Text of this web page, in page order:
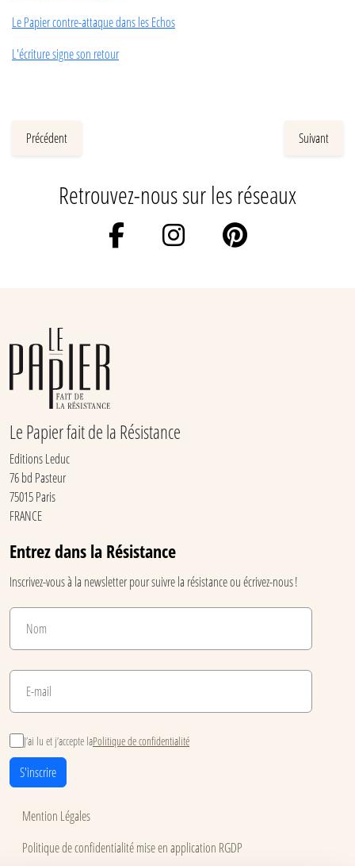
Le Papier contre-attaque dans les Echos
L'écriture signe son retour
Précédent Suivant
Retrouvez-nous sur les réseaux
Le Papier fait de la Résistance
Editions Leduc
76 bd Pasteur
75015 Paris
FRANCE
Entrez dans la Résistance
Inscrivez-vous à la newsletter pour suivre la résistance ou écrivez-nous !
J’ai lu et j’accepte laPolitique de confidentialité
S'inscrire
Mention Légales
Politique de confidentialité mise en application RGDP